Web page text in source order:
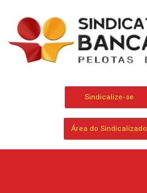
Sindicalize-se
Área do Sindicalizado